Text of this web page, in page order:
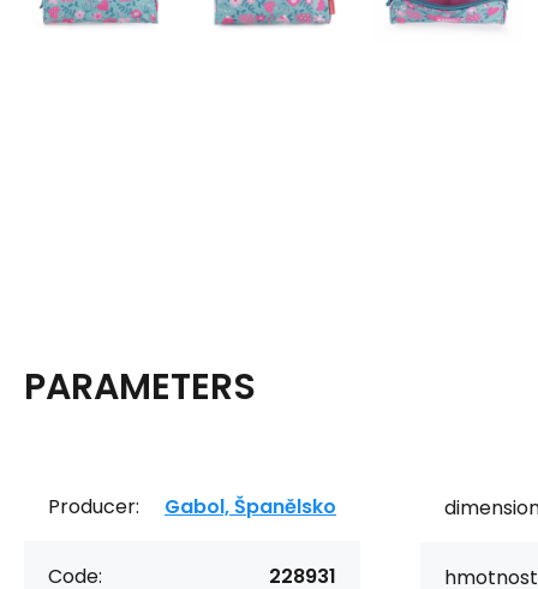
PARAMETERS
Producer: Gabol, Španělsko
Code: 228931